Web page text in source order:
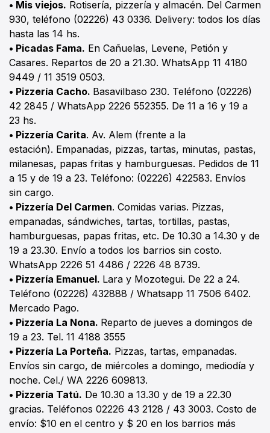
• Mis viejos. Rotisería, pizzería y almacén. Del Carmen
930, teléfono (02226) 43 0336. Delivery: todos los días
hasta las 14 hs.
• Picadas Fama. En Cañuelas, Levene, Petión y
Casares. Repartos de 20 a 21.30. WhatsApp 11 4180
9449 / 11 3519 0503.
• Pizzería Cacho. Basavilbaso 230. Teléfono (02226)
42 2845 / WhatsApp 2226 552355. De 11 a 16 y 19 a
23 hs.
• Pizzería Carita. Av. Alem (frente a la
estación). Empanadas, pizzas, tartas, minutas, pastas,
milanesas, papas fritas y hamburguesas. Pedidos de 11
a 15 y de 19 a 23. Teléfono: (02226) 422583. Envíos
sin cargo.
• Pizzería Del Carmen. Comidas varias. Pizzas,
empanadas, sándwiches, tartas, tortillas, pastas,
hamburguesas, papas fritas, etc. De 10.30 a 14.30 y de
19 a 23.30. Envío a todos los barrios sin costo.
WhatsApp 2226 51 4486 / 2226 48 8739.
• Pizzería Emanuel. Lara y Mozotegui. De 22 a 24.
Teléfono (02226) 432888 / Whatsapp 11 7506 6402.
Mercado Pago.
• Pizzería La Nona. Reparto de jueves a domingos de
19 a 23. Tel. 11 4188 3555
• Pizzería La Porteña. Pizzas, tartas, empanadas.
Envíos sin cargo, de miércoles a domingo, mediodía y
noche. Cel./ WA 2226 609813.
• Pizzería Tatú. De 10.30 a 13.30 y de 19 a 22.30
gracias. Teléfonos 02226 43 2128 / 43 3003. Costo de
envío: $10 en el centro y $ 20 en los barrios más